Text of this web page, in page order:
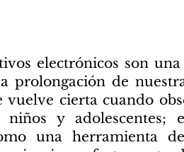
electrónicos son
prolongación de
vuelve cierta cuando
y adolescentes;
una herramienta